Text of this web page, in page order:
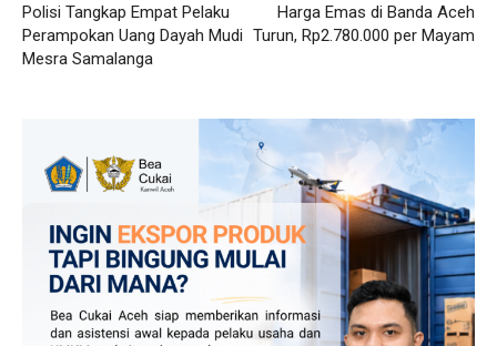
Polisi Tangkap Empat Pelaku
Perampokan Uang Dayah Mudi
Mesra Samalanga
Harga Emas di Banda Aceh
Turun, Rp2.780.000 per Mayam